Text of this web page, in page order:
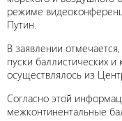
режиме
Путин.
В заявлении
пуски баллистических
осуществлялось из
Согласно этой
межконтинентальные